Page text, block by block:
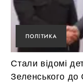
ПОЛІТИКА
Стали відомі
Зеленського до